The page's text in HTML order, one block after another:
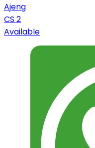
Ajeng
CS 2
Available